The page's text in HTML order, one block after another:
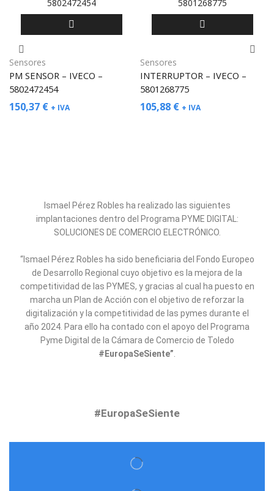
Sensores
PM SENSOR – IVECO –
5802472454
150,37 € + IVA
Sensores
INTERRUPTOR – IVECO –
5801268775
105,88 € + IVA
Ismael Pérez Robles ha realizado las siguientes
implantaciones dentro del Programa PYME DIGITAL:
SOLUCIONES DE COMERCIO ELECTRÓNICO.
“Ismael Pérez Robles ha sido beneficiaria del Fondo Europeo
de Desarrollo Regional cuyo objetivo es la mejora de la
competitividad de las PYMES, y gracias al cual ha puesto en
marcha un Plan de Acción con el objetivo de reforzar la
digitalización y la competitividad de las pymes durante el
año 2024. Para ello ha contado con el apoyo del Programa
Pyme Digital de la Cámara de Comercio de Toledo
#EuropaSeSiente”.
#EuropaSeSiente